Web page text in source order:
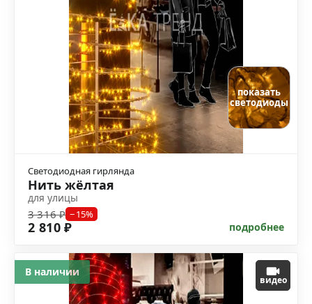
показать
светодиоды
Светодиодная гирлянда
Нить жёлтая
для улицы
3 316 ₽ −15%
2 810 ₽ подробнее
видео
В наличии